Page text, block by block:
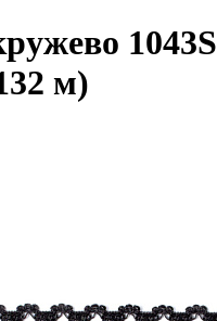
1043S
м)